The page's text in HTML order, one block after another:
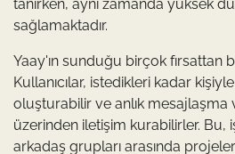
tanırken, aynı zamanda yüksek
sağlamaktadır.
Yaay'ın sunduğu birçok fırsattan
Kullanıcılar, istedikleri kadar
oluşturabilir ve anlık mesajlaşma
üzerinden iletişim kurabilirler. Bu,
arkadaş grupları arasında